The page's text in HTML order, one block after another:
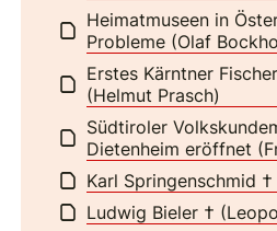
Heimatmuseen in
Probleme (Olaf
Erstes Kärntner
(Helmut Prasch)
Südtiroler
Dietenheim eröffnet
Karl Springenschmid
Ludwig Bieler †